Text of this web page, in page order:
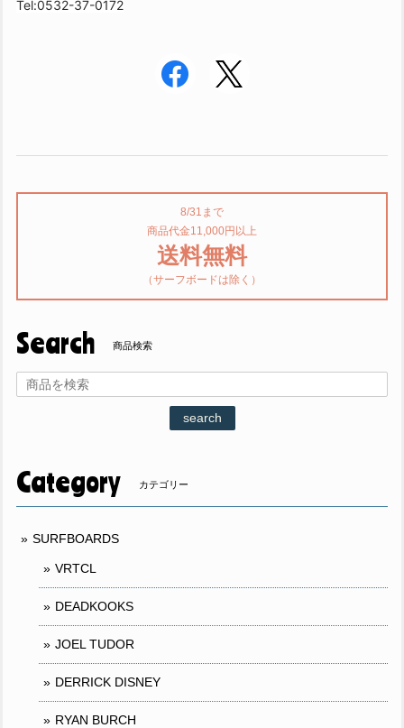
Tel:0532-37-0172
8/31まで
商品代金11,000円以上
送料無料
（サーフボードは除く）
Search 商品検索
search
Category カテゴリー
SURFBOARDS
VRTCL
DEADKOOKS
JOEL TUDOR
DERRICK DISNEY
RYAN BURCH